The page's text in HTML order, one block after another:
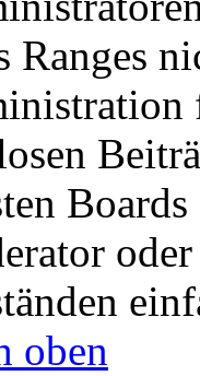
Ranges
oben